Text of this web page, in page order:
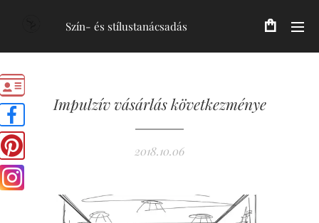
Szín- és stílustanácsadás
Impulzív vásárlás következménye
2018.10.06